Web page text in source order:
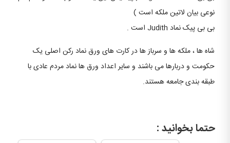
نوعی بیان لاتین ملکه است )
بی بی پیک نماد Judith است .
شاه ها ، ملکه ها و سرباز ها در کارت های ورق نماد رکن اصلی یک
حکومت و دربارها می باشند و سایر اعداد ورق ها نماد مردم عادی با
طبقه بندی جامعه هستند.
حتما بخوانید :